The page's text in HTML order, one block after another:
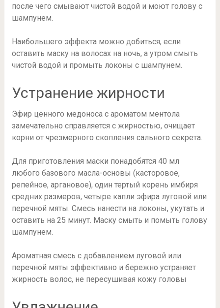
после чего смывают чистой водой и моют голову с
шампунем.
Наибольшего эффекта можно добиться, если
оставить маску на волосах на ночь, а утром смыть
чистой водой и промыть локоны с шампунем.
Устранение жирности
Эфир ценного медоноса с ароматом ментола
замечательно справляется с жирностью, очищает
корни от чрезмерного скопления сального секрета.
Для приготовления маски понадобятся 40 мл
любого базового масла-основы (касторовое,
репейное, аргановое), один тертый корень имбиря
средних размеров, четыре капли эфира луговой или
перечной мяты. Смесь нанести на локоны, укутать и
оставить на 25 минут. Маску смыть и помыть голову
шампунем.
Ароматная смесь с добавлением луговой или
перечной мяты эффективно и бережно устраняет
жирность волос, не пересушивая кожу головы